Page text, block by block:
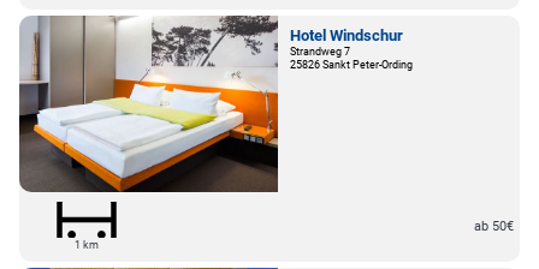
Hotel Windschur
Strandweg 7
25826 Sankt Peter-Ording
1 km
ab 50€